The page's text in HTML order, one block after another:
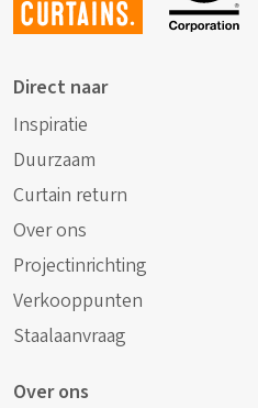
curtains.
Direct naar
Inspiratie
Duurzaam
Curtain return
Over ons
Projectinrichting
Verkooppunten
Staalaanvraag
Over ons